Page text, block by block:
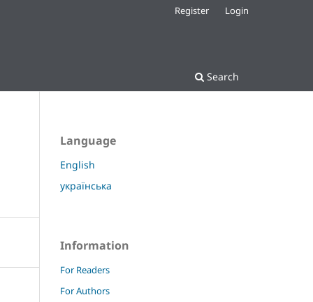
Search
Register Login
Language
English
українська
Information
For Readers
For Authors